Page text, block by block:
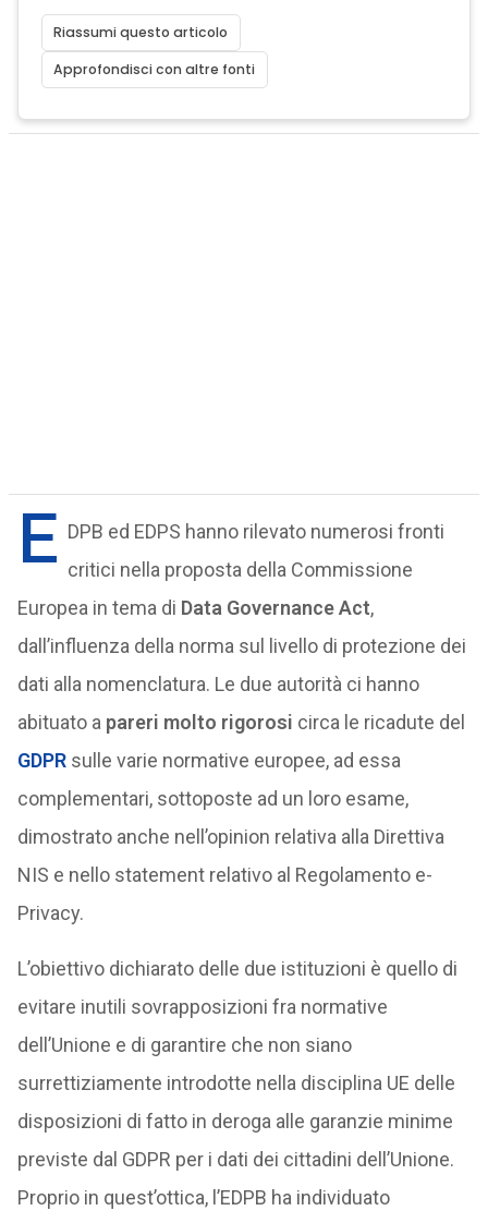
Riassumi questo articolo
Approfondisci con altre fonti
E DPB ed EDPS hanno rilevato numerosi fronti
critici nella proposta della Commissione
Europea in tema di Data Governance Act,
dall’influenza della norma sul livello di protezione dei
dati alla nomenclatura. Le due autorità ci hanno
abituato a pareri molto rigorosi circa le ricadute del
GDPRsulle varie normative europee, ad essa
complementari, sottoposte ad un loro esame,
dimostrato anche nell’opinion relativa alla Direttiva
NIS e nello statement relativo al Regolamento e-
Privacy.
L’obiettivo dichiarato delle due istituzioni è quello di
evitare inutili sovrapposizioni fra normative
dell’Unione e di garantire che non siano
surrettiziamente introdotte nella disciplina UE delle
disposizioni di fatto in deroga alle garanzie minime
previste dal GDPR per i dati dei cittadini dell’Unione.
Proprio in quest’ottica, l’EDPB ha individuato